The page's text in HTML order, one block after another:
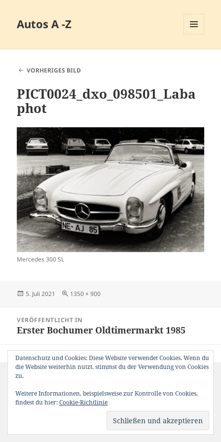
Autos A -Z
VORHERIGES BILD
PICT0024_dxo_098501_Laba
phot
Mercedes 300 SL
Veröffentlicht
5. Juli 2021 Originalgröße
1350 × 900
VERÖFFENTLICHT IN
Erster Bochumer Oldtimermarkt 1985
Datenschutz und Cookies: Diese Website verwendet Cookies. Wenn du
die Website weiterhin nutzt, stimmst du der Verwendung von Cookies
zu.
Weitere Informationen, beispielsweise zur Kontrolle von Cookies,
findest du hier:Cookie-Richtlinie